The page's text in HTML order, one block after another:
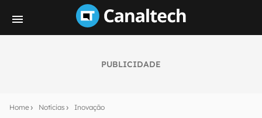
PUBLICIDADE
Home Notícias Inovação
notícias e reviews sobre tecnologia em primeira